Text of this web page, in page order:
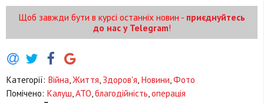
Щоб завжди бути в курсі останніх новин - приєднуйтесь
до нас у Telegram!
Категорії: Війна Життя Здоров'я Новини Фото
Помічено: Калуш АТО благодійність операція